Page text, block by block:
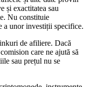
și exactitatea sau
Nu constituie
a unor investiții specifice.
de afiliere. Dacă
care ne ajută să
sau prețul nu se